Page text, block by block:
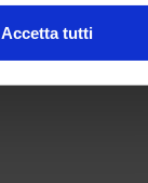
Accetta tutti